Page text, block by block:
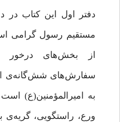
دفتر اول این کتاب در
مستقیم رسول گرامی
از بخش‌های درخور
سفارش‌های شش‌گانه‌ی
به امیرالمؤمنین(ع)
ورع، راستگویی، گریه‌ی